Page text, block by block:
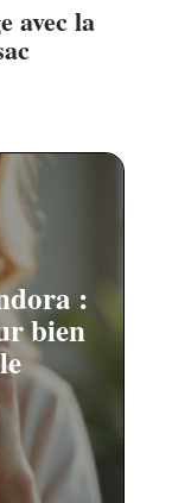
avec la
:
bien